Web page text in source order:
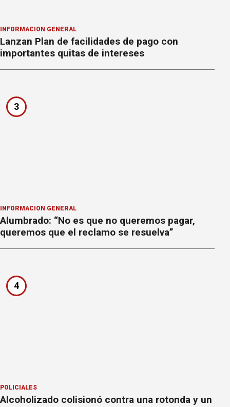
INFORMACION GENERAL
Lanzan Plan de facilidades de pago con
importantes quitas de intereses
3
INFORMACION GENERAL
Alumbrado: “No es que no queremos pagar,
queremos que el reclamo se resuelva”
4
POLICIALES
Alcoholizado colisionó contra una rotonda y un